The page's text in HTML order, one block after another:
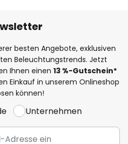
besten Angebote, exklusiven
Beleuchtungstrends. Jetzt
Ihnen einen 13 %-Gutschein*
Einkauf in unserem Onlineshop
können!
Unternehmen